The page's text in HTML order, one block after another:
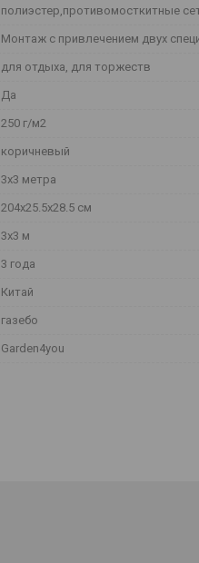
полиэстер,противомосткитные
Монтаж с привлечением двух
для отдыха, для торжеств
Да
250 г/м2
коричневый
3x3 метра
204х25.5х28.5 см
3x3 м
3 года
Китай
газебо
Garden4you